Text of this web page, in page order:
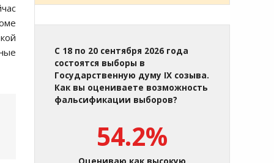
С 18 по 20 сентября 2026 года
состоятся выборы в
Государственную думу IX созыва.
Как вы оцениваете возможность
фальсификации выборов?
54.2%